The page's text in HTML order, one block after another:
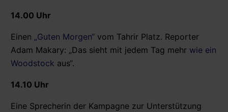
14.00 Uhr
Einen „Guten Morgen“ vom Tahrir Platz. Reporter
Adam Makary: „Das sieht mit jedem Tag mehr wie ein
Woodstock aus“.
14.10 Uhr
Eine Sprecherin der Kampagne zur Unterstützung